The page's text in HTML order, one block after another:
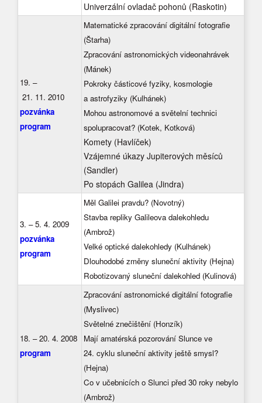
Univerzální ovladač pohonů (Raskotin)
19. –
21. 11. 2010
pozvánka
program
Matematické zpracování digitální fotografie
(Štarha)
Zpracování astronomických videonahrávek
(Mánek)
Pokroky částicové fyziky, kosmologie
a astrofyziky (Kulhánek)
Mohou astronomové a světelní technici
spolupracovat? (Kotek, Kotková)
Komety (Havlíček)
Vzájemné úkazy Jupiterových měsíců
(Sandler)
Po stopách Galilea (Jindra)
3. – 5. 4. 2009
pozvánka
program
Měl Galilei pravdu? (Novotný)
Stavba repliky Galileova dalekohledu
(Ambrož)
Velké optické dalekohledy (Kulhánek)
Dlouhodobé změny sluneční aktivity (Hejna)
Robotizovaný sluneční dalekohled (Kulinová)
18. – 20. 4. 2008
program
Zpracování astronomické digitální fotografie
(Myslivec)
Světelné znečištění (Honzík)
Mají amatérská pozorování Slunce ve
24. cyklu sluneční aktivity ještě smysl?
(Hejna)
Co v učebnicích o Slunci před 30 roky nebylo
(Ambrož)